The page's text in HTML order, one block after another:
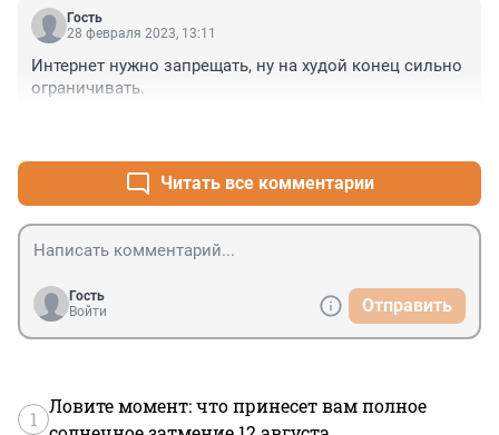
Гость
28 февраля 2023, 13:11
Интернет нужно запрещать, ну на худой конец сильно
ограничивать.
Читать все комментарии
Гость
Войти
Отправить
1
Ловите момент: что принесет вам полное